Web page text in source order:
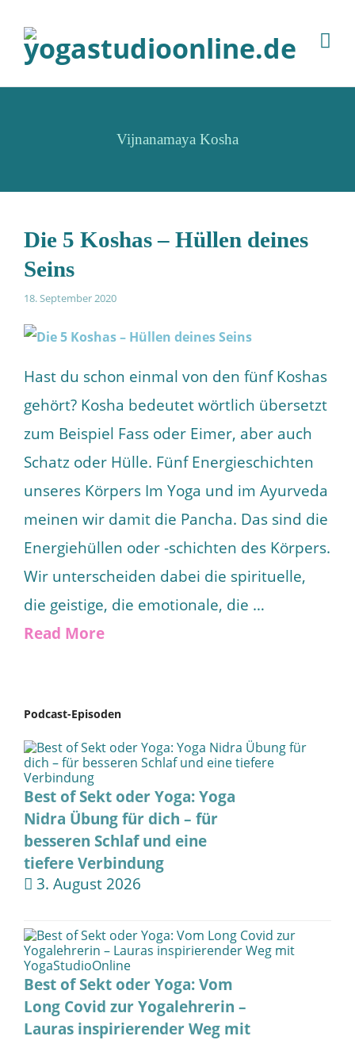
Vijnanamaya Kosha
Die 5 Koshas – Hüllen deines
Seins
18. September 2020
Hast du schon einmal von den fünf Koshas
gehört? Kosha bedeutet wörtlich übersetzt
zum Beispiel Fass oder Eimer, aber auch
Schatz oder Hülle. Fünf Energieschichten
unseres Körpers Im Yoga und im Ayurveda
meinen wir damit die Pancha. Das sind die
Energiehüllen oder -schichten des Körpers.
Wir unterscheiden dabei die spirituelle,
die geistige, die emotionale, die …
Read More
Podcast-Episoden
Best of Sekt oder Yoga: Yoga
Nidra Übung für dich – für
besseren Schlaf und eine
tiefere Verbindung
3. August 2026
Best of Sekt oder Yoga: Vom
Long Covid zur Yogalehrerin –
Lauras inspirierender Weg mit